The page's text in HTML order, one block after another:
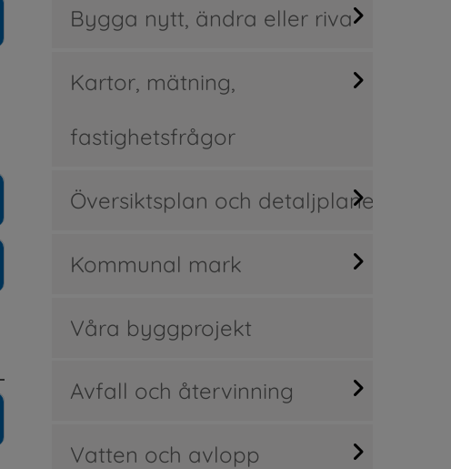
Bygga nytt, ändra eller riva
Kartor, mätning,
fastighetsfrågor
Översiktsplan och detaljplaner
Kommunal mark
Våra byggprojekt
Avfall och återvinning
Vatten och avlopp